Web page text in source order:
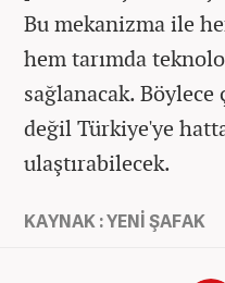
Bu mekanizma ile
hem tarımda
sağlanacak.
değil Türkiye'ye
ulaştırabilecek.
KAYNAK : YENİ ŞAFAK